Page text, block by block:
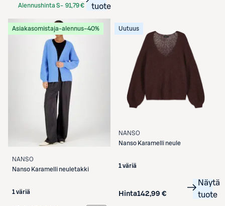
Alennushinta S- 91,79 €
tuote
Asiakasomistaja-alennus−40%
NANSO
Nanso Karamelli neuletakki
1 väriä
Uutuus
NANSO
Nanso Karamelli neule
1 väriä
Hinta142,99 €
Näytä
tuote